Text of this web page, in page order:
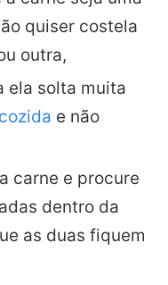
quiser costela
outra,
ela solta muita
cozida e não
carne e procure
dentro da
as duas fiquem